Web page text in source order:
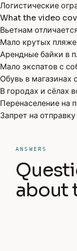
Логистические
What the video
Вьетнам
Мало крутых
Арендные байки в
Мало экспатов с
Обувь в магазинах
В городах и сёлах
Перенаселение на
Запрет на
ANSWERS
about